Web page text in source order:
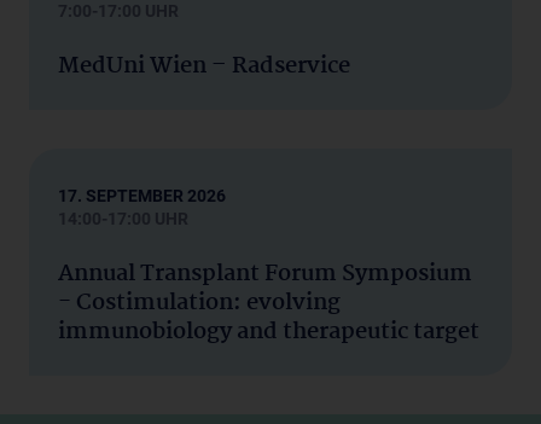
7:00-17:00 UHR
MedUni Wien – Radservice
17. SEPTEMBER 2026
14:00-17:00 UHR
Annual Transplant Forum Symposium
- Costimulation: evolving
immunobiology and therapeutic target